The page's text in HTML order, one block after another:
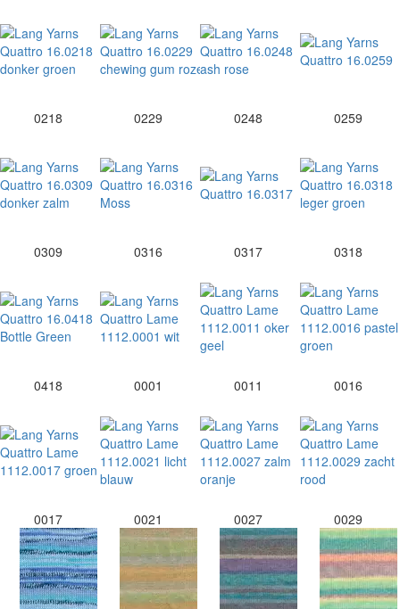
0218 0229 0248 0259
0309 0316 0317 0318
0418 0001 0011 0016
0017 0021 0027 0029